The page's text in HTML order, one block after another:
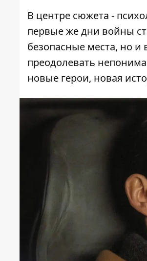
В центре сюжета -
первые же дни войны
безопасные места, но и
преодолевать
новые герои, новая